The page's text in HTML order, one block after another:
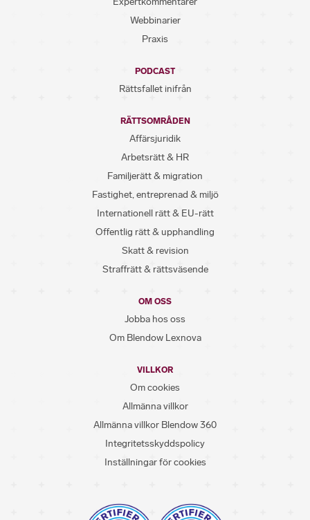
Webbinarier
Praxis
PODCAST
Rättsfallet inifrån
RÄTTSOMRÅDEN
Affärsjuridik
Arbetsrätt & HR
Familjerätt & migration
Fastighet, entreprenad & miljö
Internationell rätt & EU-rätt
Offentlig rätt & upphandling
Skatt & revision
Straffrätt & rättsväsende
OM OSS
Jobba hos oss
Om Blendow Lexnova
VILLKOR
Om cookies
Allmänna villkor
Allmänna villkor Blendow 360
Integritetsskyddspolicy
Inställningar för cookies